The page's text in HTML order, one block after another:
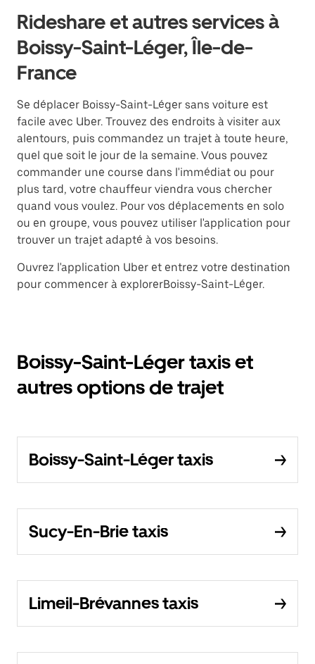
Rideshare et autres services à
Boissy-Saint-Léger, Île-de-
France
Se déplacer Boissy-Saint-Léger sans voiture est
facile avec Uber. Trouvez des endroits à visiter aux
alentours, puis commandez un trajet à toute heure,
quel que soit le jour de la semaine. Vous pouvez
commander une course dans l'immédiat ou pour
plus tard, votre chauffeur viendra vous chercher
quand vous voulez. Pour vos déplacements en solo
ou en groupe, vous pouvez utiliser l'application pour
trouver un trajet adapté à vos besoins.
Ouvrez l'application Uber et entrez votre destination
pour commencer à explorerBoissy-Saint-Léger.
Boissy-Saint-Léger taxis et
autres options de trajet
Boissy-Saint-Léger taxis
Sucy-En-Brie taxis
Limeil-Brévannes taxis